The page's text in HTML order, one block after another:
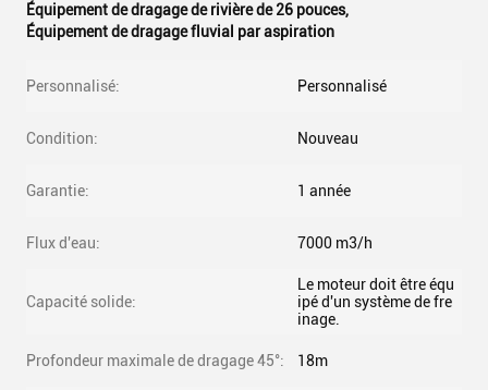
Équipement de dragage de rivière de 26 pouces,
Équipement de dragage fluvial par aspiration
Personnalisé: Personnalisé
Condition: Nouveau
Garantie: 1 année
Flux d'eau: 7000 m3/h
Capacité solide:
Le moteur doit être équ
ipé d'un système de fre
inage.
Profondeur maximale de dragage 45°: 18m